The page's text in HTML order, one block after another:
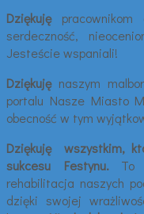
Dziękujępracownikom
serdeczność,
Jesteście wspaniali!
Dziękujęnaszym
portalu Nasze Miasto
obecność w tym
Dziękuję wszystkim,
sukcesu Festynu. To
rehabilitacja naszych
dzięki swojej